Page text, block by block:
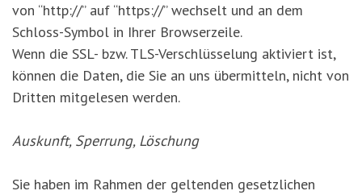
von “http://” auf “https://” wechselt und an dem
Schloss-Symbol in Ihrer Browserzeile.
Wenn die SSL- bzw. TLS-Verschlüsselung aktiviert ist,
können die Daten, die Sie an uns übermitteln, nicht von
Dritten mitgelesen werden.
Auskunft, Sperrung, Löschung
Sie haben im Rahmen der geltenden gesetzlichen